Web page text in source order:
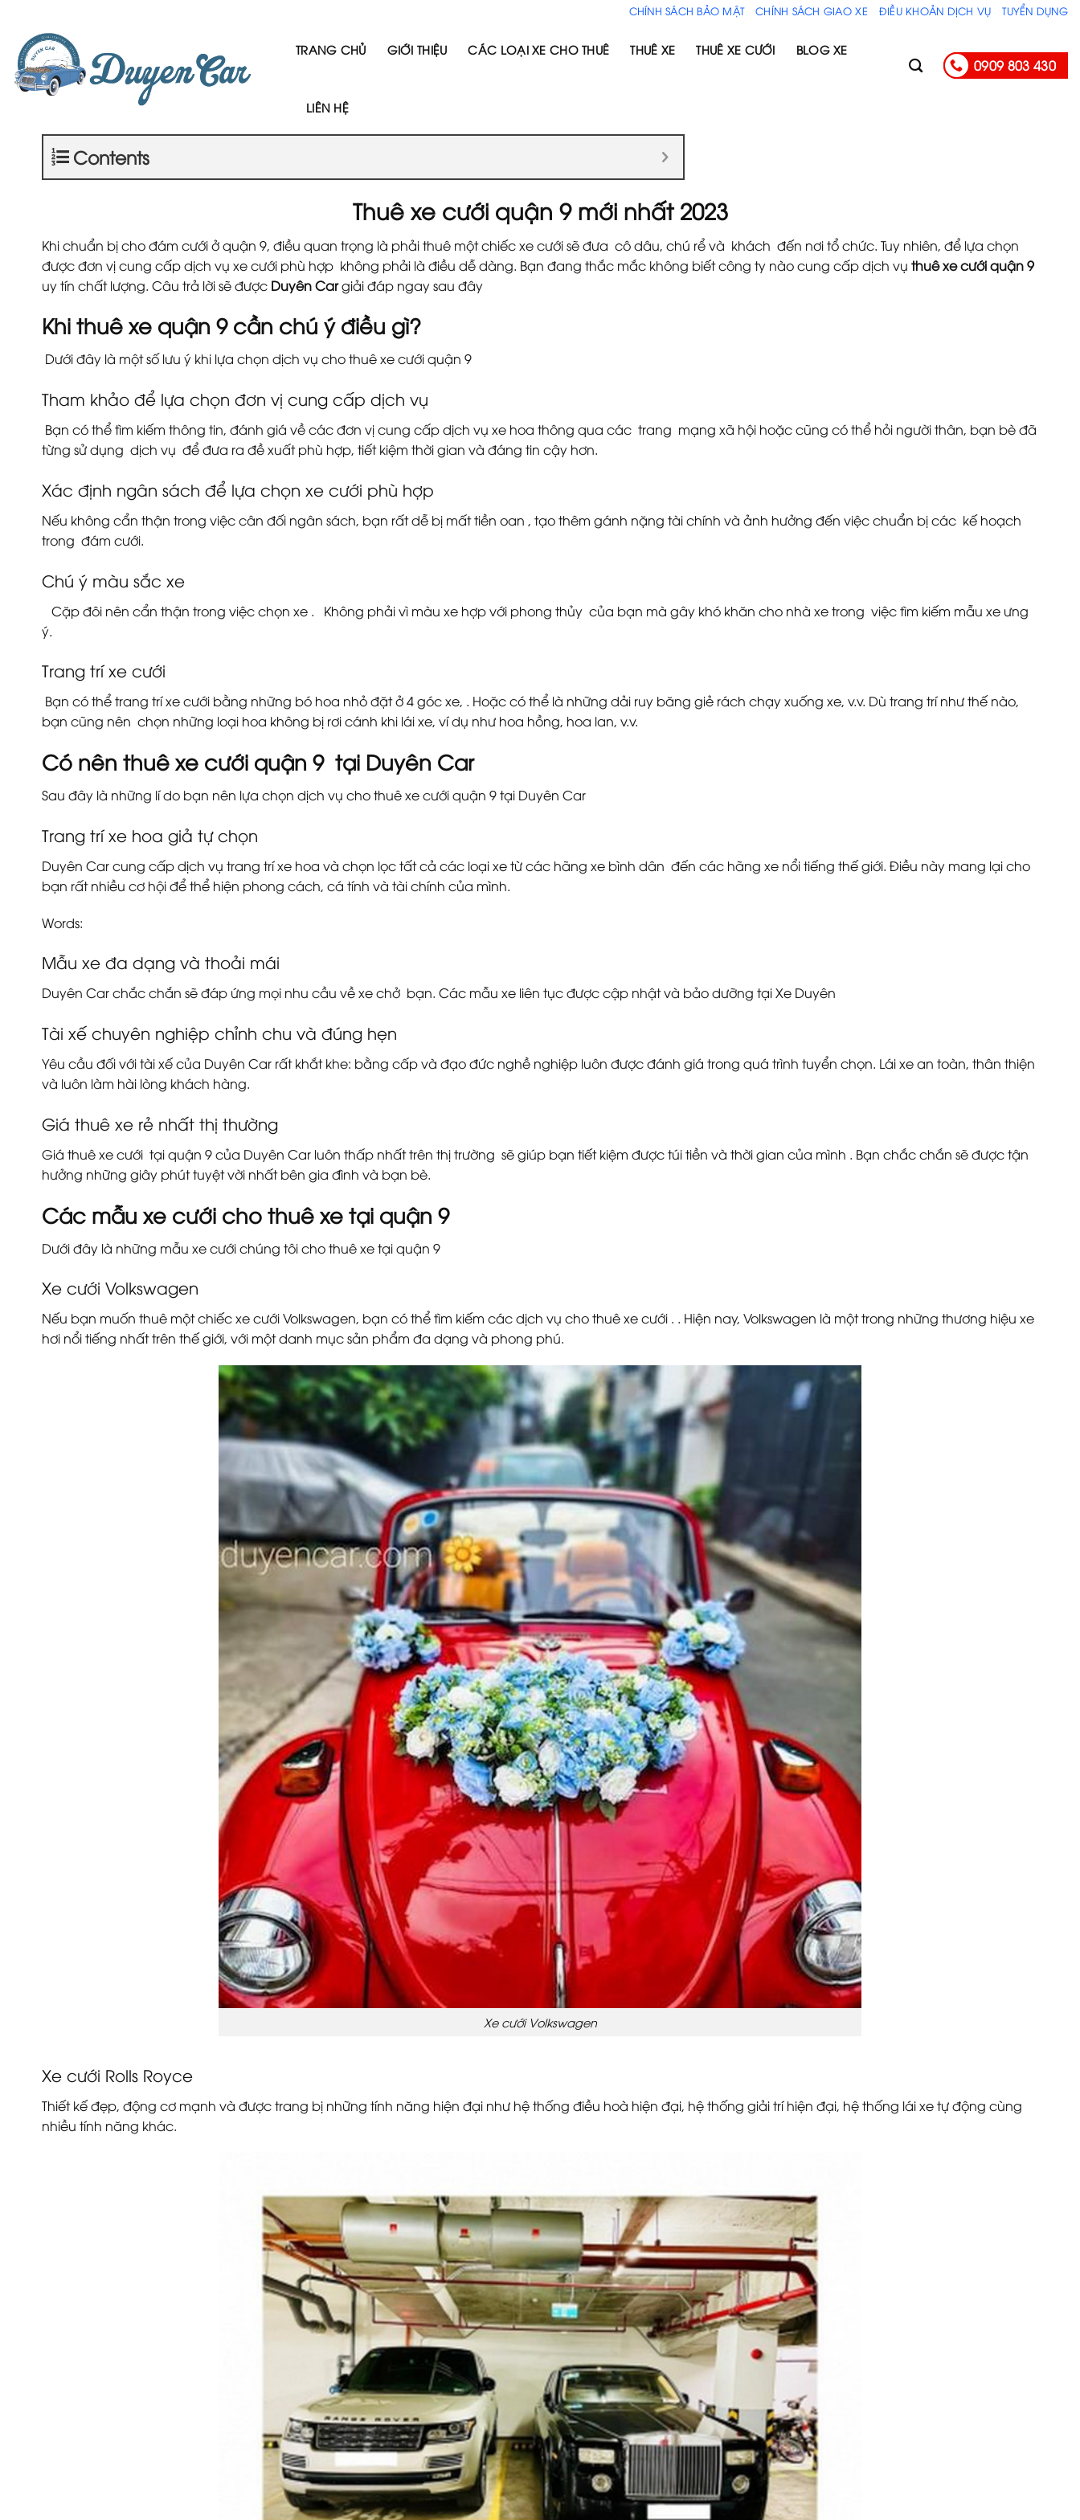
content
CHÍNH SÁCH BẢO MẬT CHÍNH SÁCH GIAO XE ĐIỀU KHOẢN DỊCH VỤ TUYỂN DỤNG
TRANG CHỦ GIỚI THIỆU CÁC LOẠI XE CHO THUÊ THUÊ XE THUÊ XE CƯỚI BLOG XE
LIÊN HỆ
0909 803 430
Contents
Thuê xe cưới quận 9 mới nhất 2023
Khi chuẩn bị cho đám cưới ở quận 9, điều quan trọng là phải thuê một chiếc xe cưới sẽ đưa cô dâu, chú rể và khách đến nơi tổ chức. Tuy nhiên, để lựa chọn
được đơn vị cung cấp dịch vụ xe cưới phù hợp không phải là điều dễ dàng. Bạn đang thắc mắc không biết công ty nào cung cấp dịch vụ thuê xe cưới quận 9
uy tín chất lượng. Câu trả lời sẽ được Duyên Cargiải đáp ngay sau đây
Khi thuê xe quận 9 cần chú ý điều gì?
Dưới đây là một số lưu ý khi lựa chọn dịch vụ cho thuê xe cưới quận 9
Tham khảo để lựa chọn đơn vị cung cấp dịch vụ
Bạn có thể tìm kiếm thông tin, đánh giá về các đơn vị cung cấp dịch vụ xe hoa thông qua các trang mạng xã hội hoặc cũng có thể hỏi người thân, bạn bè đã
từng sử dụng dịch vụ để đưa ra đề xuất phù hợp, tiết kiệm thời gian và đáng tin cậy hơn.
Xác định ngân sách để lựa chọn xe cưới phù hợp
Nếu không cẩn thận trong việc cân đối ngân sách, bạn rất dễ bị mất tiền oan , tạo thêm gánh nặng tài chính và ảnh hưởng đến việc chuẩn bị các kế hoạch
trong đám cưới.
Chú ý màu sắc xe
Cặp đôi nên cẩn thận trong việc chọn xe . Không phải vì màu xe hợp với phong thủy của bạn mà gây khó khăn cho nhà xe trong việc tìm kiếm mẫu xe ưng
ý.
Trang trí xe cưới
Bạn có thể trang trí xe cưới bằng những bó hoa nhỏ đặt ở 4 góc xe, . Hoặc có thể là những dải ruy băng giẻ rách chạy xuống xe, v.v. Dù trang trí như thế nào,
bạn cũng nên chọn những loại hoa không bị rơi cánh khi lái xe, ví dụ như hoa hồng, hoa lan, v.v.
Có nên thuê xe cưới quận 9 tại Duyên Car
Sau đây là những lí do bạn nên lựa chọn dịch vụ cho thuê xe cưới quận 9 tại Duyên Car
Trang trí xe hoa giả tự chọn
Duyên Car cung cấp dịch vụ trang trí xe hoa và chọn lọc tất cả các loại xe từ các hãng xe bình dân đến các hãng xe nổi tiếng thế giới. Điều này mang lại cho
bạn rất nhiều cơ hội để thể hiện phong cách, cá tính và tài chính của mình.
Words:
Mẫu xe đa dạng và thoải mái
Duyên Car chắc chắn sẽ đáp ứng mọi nhu cầu về xe chở bạn. Các mẫu xe liên tục được cập nhật và bảo dưỡng tại Xe Duyên
Tài xế chuyên nghiệp chỉnh chu và đúng hẹn
Yêu cầu đối với tài xế của Duyên Car rất khắt khe: bằng cấp và đạo đức nghề nghiệp luôn được đánh giá trong quá trình tuyển chọn. Lái xe an toàn, thân thiện
và luôn làm hài lòng khách hàng.
Giá thuê xe rẻ nhất thị thường
Giá thuê xe cưới tại quận 9 của Duyên Car luôn thấp nhất trên thị trường sẽ giúp bạn tiết kiệm được túi tiền và thời gian của mình . Bạn chắc chắn sẽ được tận
hưởng những giây phút tuyệt vời nhất bên gia đình và bạn bè.
Các mẫu xe cưới cho thuê xe tại quận 9
Dưới đây là những mẫu xe cưới chúng tôi cho thuê xe tại quận 9
Xe cưới Volkswagen
Nếu bạn muốn thuê một chiếc xe cưới Volkswagen, bạn có thể tìm kiếm các dịch vụ cho thuê xe cưới . . Hiện nay, Volkswagen là một trong những thương hiệu xe
hơi nổi tiếng nhất trên thế giới, với một danh mục sản phẩm đa dạng và phong phú.
Xe cưới Volkswagen
Xe cưới Rolls Royce
Thiết kế đẹp, động cơ mạnh và được trang bị những tính năng hiện đại như hệ thống điều hoà hiện đại, hệ thống giải trí hiện đại, hệ thống lái xe tự động cùng
nhiều tính năng khác.